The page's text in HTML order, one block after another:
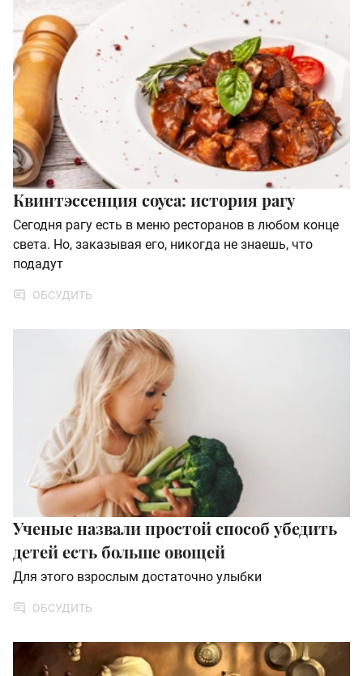
Квинтэссенция соуса: история рагу
Сегодня рагу есть в меню ресторанов в любом конце
света. Но, заказывая его, никогда не знаешь, что
подадут
ОБСУДИТЬ
Ученые назвали простой способ убедить
детей есть больше овощей
Для этого взрослым достаточно улыбки
ОБСУДИТЬ